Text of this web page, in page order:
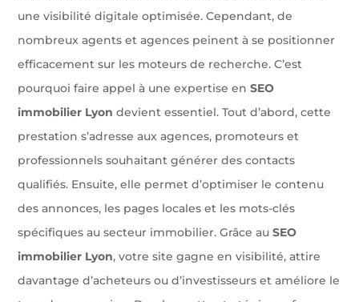
une visibilité digitale optimisée. Cependant, de
nombreux agents et agences peinent à se positionner
efficacement sur les moteurs de recherche. C’est
pourquoi faire appel à une expertise enSEO
immobilier Lyon devient essentiel. Tout d’abord, cette
prestation s’adresse aux agences, promoteurs et
professionnels souhaitant générer des contacts
qualifiés. Ensuite, elle permet d’optimiser le contenu
des annonces, les pages locales et les mots-clés
spécifiques au secteur immobilier. Grâce auSEO
immobilier Lyon, votre site gagne en visibilité, attire
davantage d’acheteurs ou d’investisseurs et améliore le